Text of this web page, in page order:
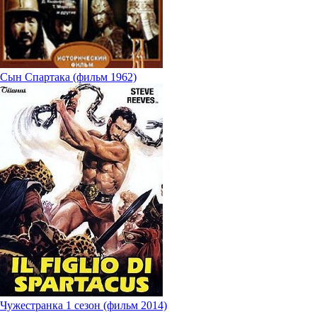
Сын Спартака (фильм 1962)
Чужестранка 1 сезон (фильм 2014)